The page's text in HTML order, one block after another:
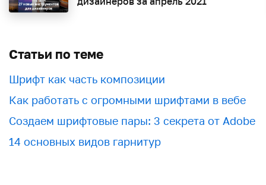
Статьи по теме
Шрифт как часть композиции
Как работать с огромными шрифтами в вебе
Создаем шрифтовые пары: 3 секрета от Adobe
14 основных видов гарнитур